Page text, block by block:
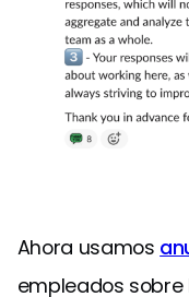
Ahora usamos
empleados